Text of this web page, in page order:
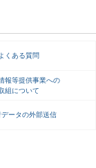
よくある質問
報等提供事業への
組について
ータの外部送信